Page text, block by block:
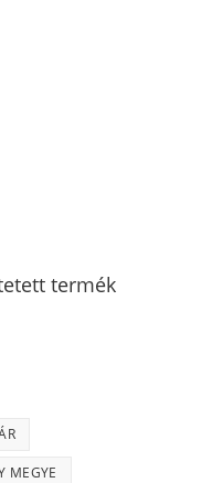
termék
MEGYE